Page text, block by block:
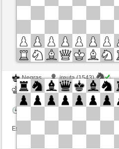
Negras
jreuta (1543)
Blancas
BingoTheRooket
Tiempo: 10 minutes/side + 0
Esta partida es por puntos